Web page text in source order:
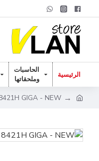
الرئيسية
الحاسبات
وملحقاتها
GIGA - NEW